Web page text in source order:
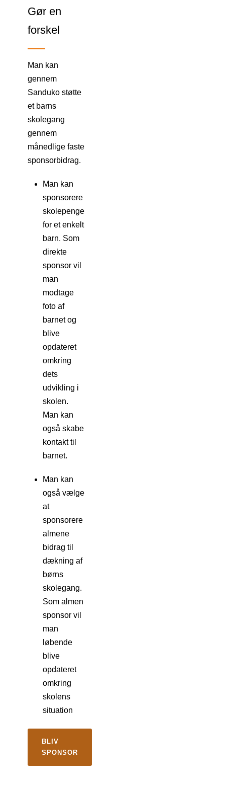
Gør en
forskel
Man kan
gennem
Sanduko støtte
et barns
skolegang
gennem
månedlige faste
sponsorbidrag.
Man kan
sponsorere
skolepenge
for et enkelt
barn. Som
direkte
sponsor vil
man
modtage
foto af
barnet og
blive
opdateret
omkring
dets
udvikling i
skolen.
Man kan
også skabe
kontakt til
barnet.
Man kan
også vælge
at
sponsorere
almene
bidrag til
dækning af
børns
skolegang.
Som almen
sponsor vil
man
løbende
blive
opdateret
omkring
skolens
situation
BLIV
SPONSOR